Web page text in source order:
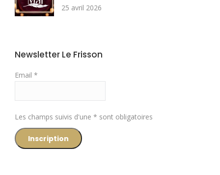
25 avril 2026
Newsletter Le Frisson
Email *
Les champs suivis d'une * sont obligatoires